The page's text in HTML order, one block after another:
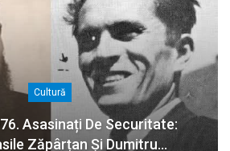
Cultură
Asasinați De Securitate:
Zăpârțan Și Dumitru…